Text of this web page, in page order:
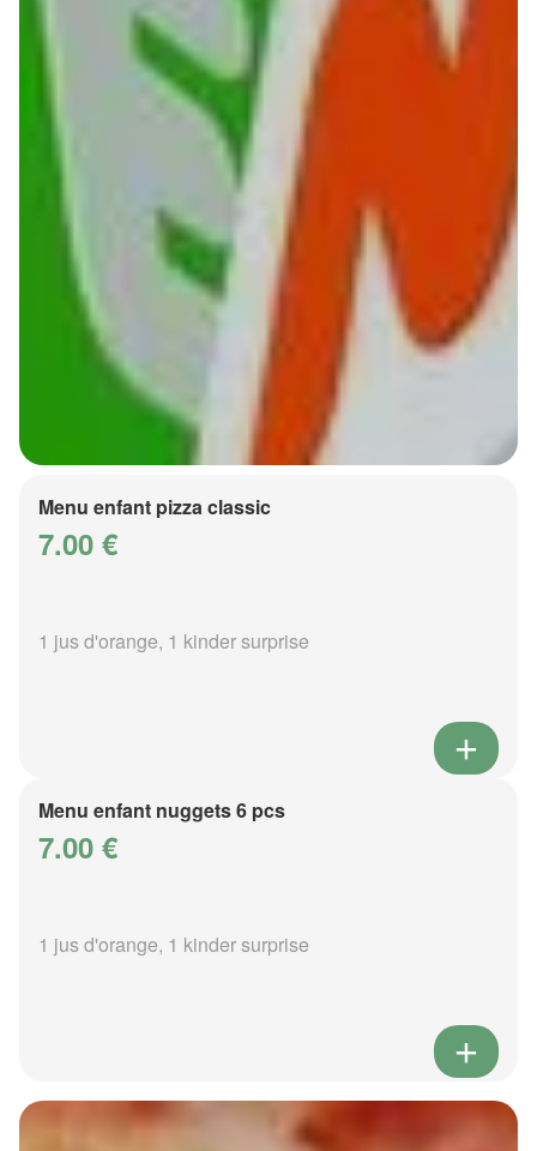
Menu enfant pizza classic
7.00 €
1 jus d'orange, 1 kinder surprise
Menu enfant nuggets 6 pcs
7.00 €
1 jus d'orange, 1 kinder surprise